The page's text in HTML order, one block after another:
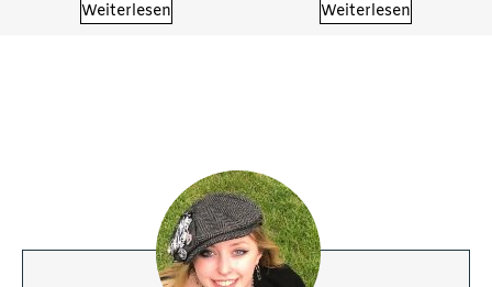
Weiterlesen Weiterlesen